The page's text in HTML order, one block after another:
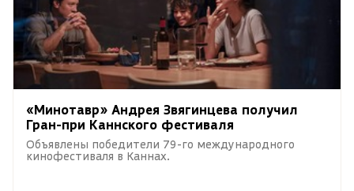
«Минотавр» Андрея Звягинцева получил
Гран-при Каннского фестиваля
Объявлены победители 79-го международного
кинофестиваля в Каннах.